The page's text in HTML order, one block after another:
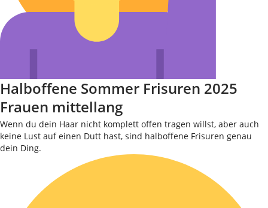
Halboffene Sommer Frisuren 2025
Frauen mittellang
Wenn du dein Haar nicht komplett offen tragen willst, aber auch
keine Lust auf einen Dutt hast, sind halboffene Frisuren genau
dein Ding.